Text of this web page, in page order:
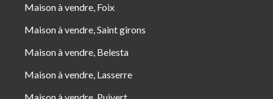
Maison à vendre, Foix
Maison à vendre, Saint girons
Maison à vendre, Belesta
Maison à vendre, Lasserre